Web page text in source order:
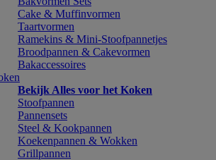
Cake & Muffinvormen
Taartvormen
Ramekins & Mini-Stoofpannetjes
Broodpannen & Cakevormen
Bakaccessoires
Bekijk Alles voor het Koken
Stoofpannen
Pannensets
Steel & Kookpannen
Koekenpannen & Wokken
Grillpannen